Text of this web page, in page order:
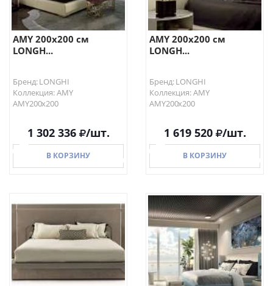
AMY 200х200 см
LONGH...
Бренд: LONGHI
Коллекция: AMY
AMY200х200
1 302 336 /шт.
В КОРЗИНУ
В КОРЗИНУ
AMY 200х200 см
LONGH...
Бренд: LONGHI
Коллекция: AMY
AMY200х200
1 619 520 /шт.
В КОРЗИНУ
В КОРЗИНУ